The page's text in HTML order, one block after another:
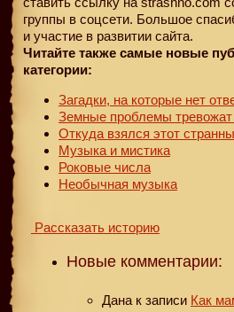
группы в соцсети. Большое
и участие в развитии сайта.
Читайте также самые новые
категории:
Загадки, на которые нет
Земные проблемы
Откуда взялся этот
Музыка и мистика
Роковые числа
Необычная музыка
Рассказать историю
Новые комментарии:
Дана к записи Как